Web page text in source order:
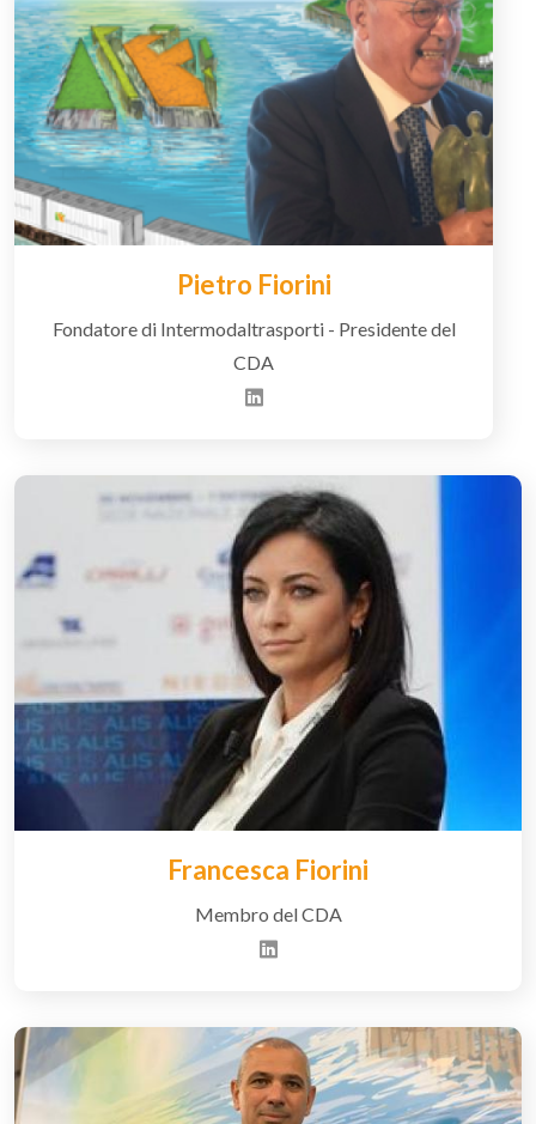
Pietro Fiorini
Fondatore di Intermodaltrasporti - Presidente del
CDA
Francesca Fiorini
Membro del CDA